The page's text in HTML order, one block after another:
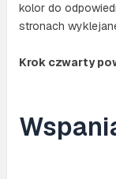
kolor do
stronach
Krok czwarty